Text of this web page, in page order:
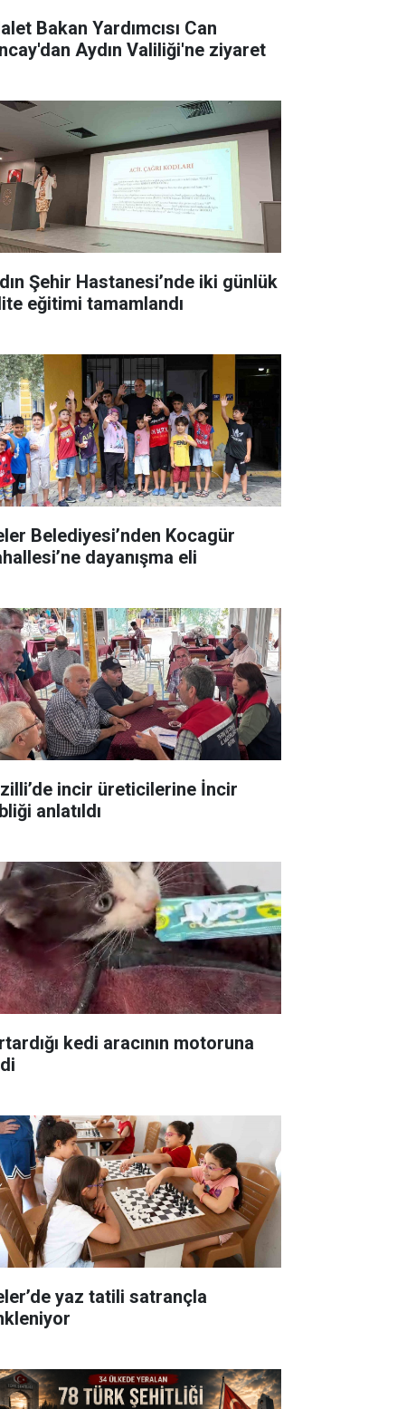
Bakan Yardımcısı Can
Aydın Valiliği'ne ziyaret
Şehir Hastanesi’nde iki günlük
eğitimi tamamlandı
Belediyesi’nden Kocagür
dayanışma eli
incir üreticilerine İncir
anlatıldı
kedi aracının motoruna
yaz tatili satrançla